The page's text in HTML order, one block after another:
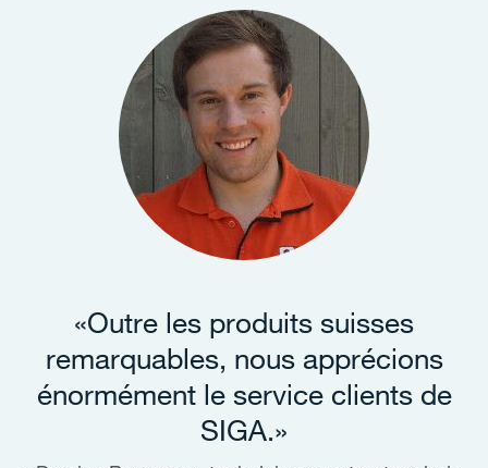
«Outre les produits suisses
remarquables, nous apprécions
énormément le service clients de
SIGA.»